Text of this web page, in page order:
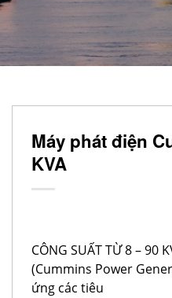
Máy phát điện
KVA
CÔNG SUẤT TỪ 8 – 90
(Cummins Power
ứng các tiêu